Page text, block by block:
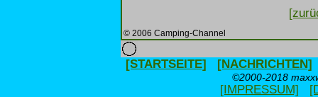
© 2006 Camping-Channel
[STARTSEITE] [NACHRICHTEN]
©2000-2018
[IMPRESSUM]